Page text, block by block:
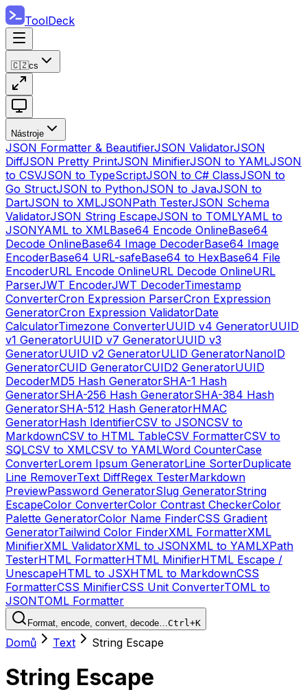
ToolDeck
🇨🇿cs
Nástroje
JSON Formatter & BeautifierJSON ValidatorJSON
DiffJSON Pretty PrintJSON MinifierJSON to YAMLJSON
to CSVJSON to TypeScriptJSON to C# ClassJSON to
Go StructJSON to PythonJSON to JavaJSON to
DartJSON to XMLJSONPath TesterJSON Schema
ValidatorJSON String EscapeJSON to TOMLYAML to
JSONYAML to XMLBase64 Encode OnlineBase64
Decode OnlineBase64 Image DecoderBase64 Image
EncoderBase64 URL-safeBase64 to HexBase64 File
EncoderURL Encode OnlineURL Decode OnlineURL
ParserJWT EncoderJWT DecoderTimestamp
ConverterCron Expression ParserCron Expression
GeneratorCron Expression ValidatorDate
CalculatorTimezone ConverterUUID v4 GeneratorUUID
v1 GeneratorUUID v7 GeneratorUUID v3
GeneratorUUID v2 GeneratorULID GeneratorNanoID
GeneratorCUID GeneratorCUID2 GeneratorUUID
DecoderMD5 Hash GeneratorSHA-1 Hash
GeneratorSHA-256 Hash GeneratorSHA-384 Hash
GeneratorSHA-512 Hash GeneratorHMAC
GeneratorHash IdentifierCSV to JSONCSV to
MarkdownCSV to HTML TableCSV FormatterCSV to
SQLCSV to XMLCSV to YAMLWord CounterCase
ConverterLorem Ipsum GeneratorLine SorterDuplicate
Line RemoverText DiffRegex TesterMarkdown
PreviewPassword GeneratorSlug GeneratorString
EscapeColor ConverterColor Contrast CheckerColor
Palette GeneratorColor Name FinderCSS Gradient
GeneratorTailwind Color FinderXML FormatterXML
MinifierXML ValidatorXML to JSONXML to YAMLXPath
TesterHTML FormatterHTML MinifierHTML Escape /
UnescapeHTML to JSXHTML to MarkdownCSS
FormatterCSS MinifierCSS Unit ConverterTOML to
JSONTOML Formatter
Format, encode, convert, decode…Ctrl+K
Domů Text String Escape
String Escape